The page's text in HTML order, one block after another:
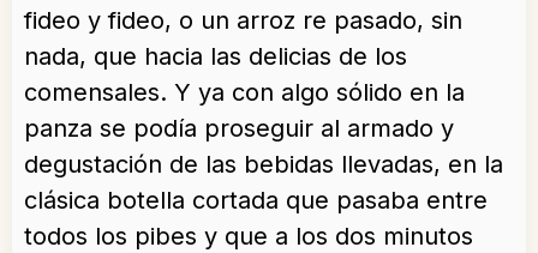
fideo y fideo, o un arroz re pasado, sin
nada, que hacia las delicias de los
comensales. Y ya con algo sólido en la
panza se podía proseguir al armado y
degustación de las bebidas llevadas, en la
clásica botella cortada que pasaba entre
todos los pibes y que a los dos minutos